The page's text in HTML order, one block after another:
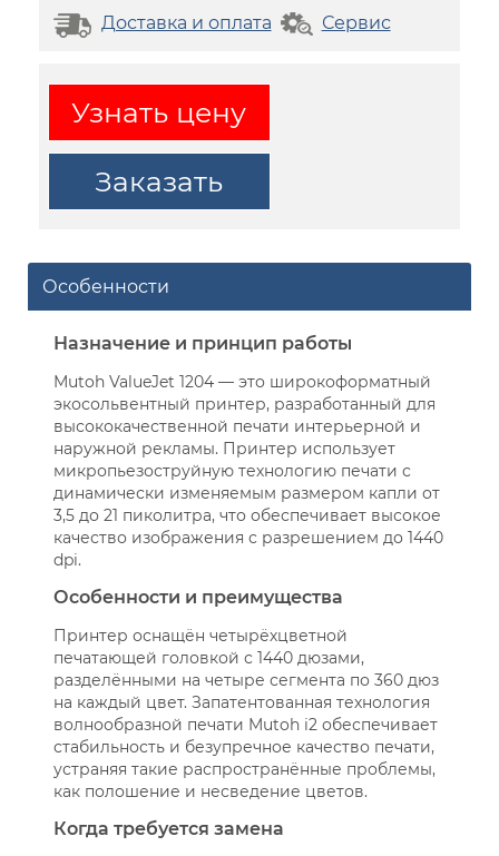
Доставка и оплата Сервис
Узнать цену
Заказать
Особенности
Назначение и принцип работы
Mutoh ValueJet 1204 — это широкоформатный
экосольвентный принтер, разработанный для
высококачественной печати интерьерной и
наружной рекламы. Принтер использует
микропьезоструйную технологию печати с
динамически изменяемым размером капли от
3,5 до 21 пиколитра, что обеспечивает высокое
качество изображения с разрешением до 1440
dpi.
Особенности и преимущества
Принтер оснащён четырёхцветной
печатающей головкой с 1440 дюзами,
разделёнными на четыре сегмента по 360 дюз
на каждый цвет. Запатентованная технология
волнообразной печати Mutoh i2 обеспечивает
стабильность и безупречное качество печати,
устраняя такие распространённые проблемы,
как полошение и несведение цветов.
Когда требуется замена